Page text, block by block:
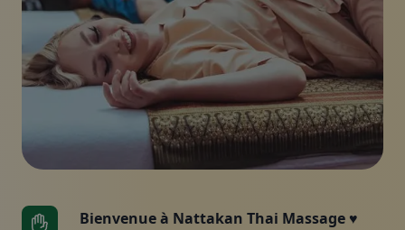
Boutique en ligne
Appelez-nous
Chèques
Bienvenue à Nattakan Thai Massage ♥